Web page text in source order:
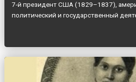
7-й президент США (1829–1837),
политический и государственный